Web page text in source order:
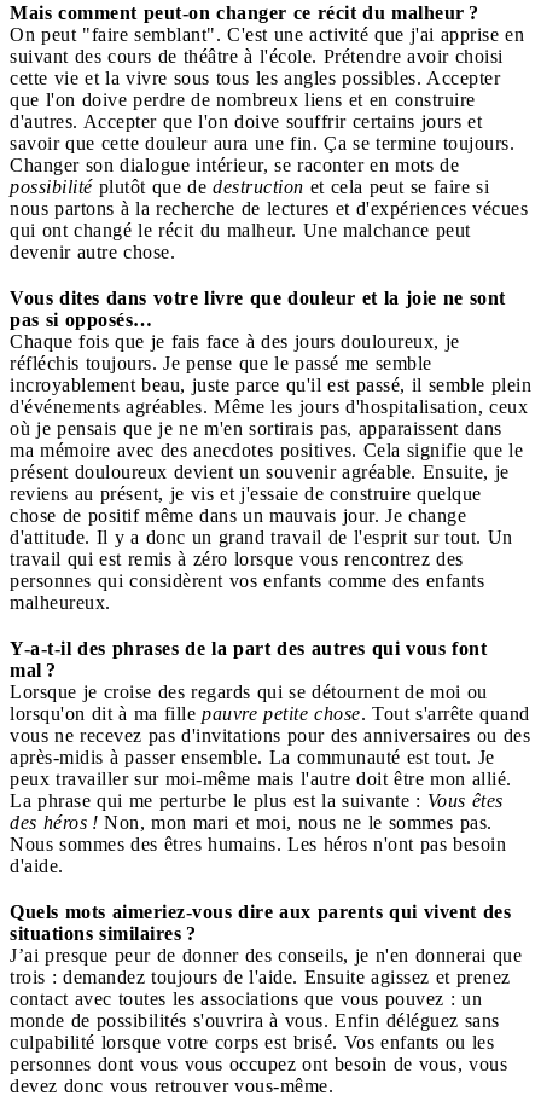
Mais comment peut-on changer ce récit du malheur ?
On peut "faire semblant". C'est une activité que j'ai apprise en
suivant des cours de théâtre à l'école. Prétendre avoir choisi
cette vie et la vivre sous tous les angles possibles. Accepter
que l'on doive perdre de nombreux liens et en construire
d'autres. Accepter que l'on doive souffrir certains jours et
savoir que cette douleur aura une fin. Ça se termine toujours.
Changer son dialogue intérieur, se raconter en mots de
possibilitéplutôt que de destruction et cela peut se faire si
nous partons à la recherche de lectures et d'expériences vécues
qui ont changé le récit du malheur. Une malchance peut
devenir autre chose.
Vous dites dans votre livre que douleur et la joie ne sont
pas si opposés…
Chaque fois que je fais face à des jours douloureux, je
réfléchis toujours. Je pense que le passé me semble
incroyablement beau, juste parce qu'il est passé, il semble plein
d'événements agréables. Même les jours d'hospitalisation, ceux
où je pensais que je ne m'en sortirais pas, apparaissent dans
ma mémoire avec des anecdotes positives. Cela signifie que le
présent douloureux devient un souvenir agréable. Ensuite, je
reviens au présent, je vis et j'essaie de construire quelque
chose de positif même dans un mauvais jour. Je change
d'attitude. Il y a donc un grand travail de l'esprit sur tout. Un
travail qui est remis à zéro lorsque vous rencontrez des
personnes qui considèrent vos enfants comme des enfants
malheureux.
Y-a-t-il des phrases de la part des autres qui vous font
mal ?
Lorsque je croise des regards qui se détournent de moi ou
lorsqu'on dit à ma fille pauvre petite chose. Tout s'arrête quand
vous ne recevez pas d'invitations pour des anniversaires ou des
après-midis à passer ensemble. La communauté est tout. Je
peux travailler sur moi-même mais l'autre doit être mon allié.
La phrase qui me perturbe le plus est la suivante : Vous êtes
des héros ! Non, mon mari et moi, nous ne le sommes pas.
Nous sommes des êtres humains. Les héros n'ont pas besoin
d'aide.
Quels mots aimeriez-vous dire aux parents qui vivent des
situations similaires ?
J’ai presque peur de donner des conseils, je n'en donnerai que
trois : demandez toujours de l'aide. Ensuite agissez et prenez
contact avec toutes les associations que vous pouvez : un
monde de possibilités s'ouvrira à vous. Enfin déléguez sans
culpabilité lorsque votre corps est brisé. Vos enfants ou les
personnes dont vous vous occupez ont besoin de vous, vous
devez donc vous retrouver vous-même.